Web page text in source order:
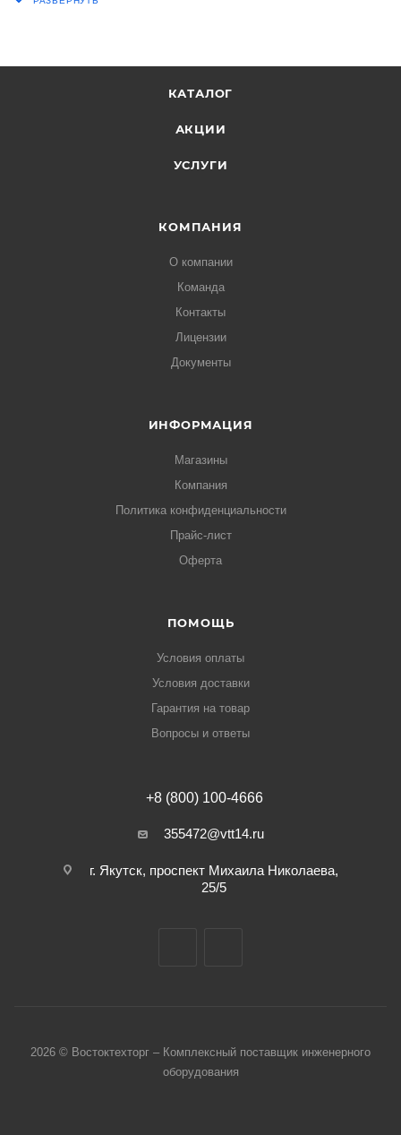
КАТАЛОГ
АКЦИИ
УСЛУГИ
КОМПАНИЯ
О компании
Команда
Контакты
Лицензии
Документы
ИНФОРМАЦИЯ
Магазины
Компания
Политика конфиденциальности
Прайс-лист
Оферта
ПОМОЩЬ
Условия оплаты
Условия доставки
Гарантия на товар
Вопросы и ответы
+8 (800) 100-4666
355472@vtt14.ru
г. Якутск, проспект Михаила Николаева,
25/5
2026 © Востоктехторг – Комплексный поставщик инженерного
оборудования